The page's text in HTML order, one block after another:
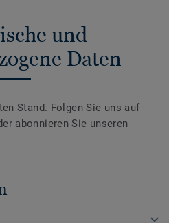
und
Daten
Stand. Folgen Sie uns auf
abonnieren Sie unseren